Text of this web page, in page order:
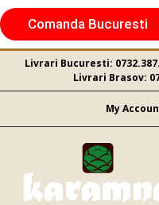
Skip
to
content
Comanda Bucuresti
Livrari Bucuresti:
Livrari Brasov:
My